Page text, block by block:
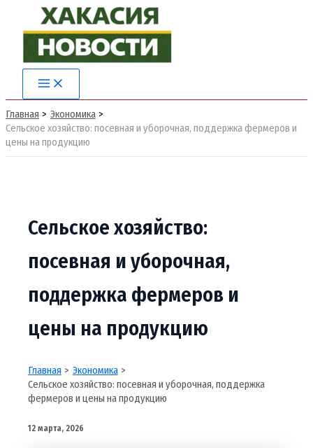
содержимому
Main
Menu
Главная
Экономика
Сельское хозяйство: посевная и уборочная, поддержка фермеров и
цены на продукцию
Сельское хозяйство:
посевная и уборочная,
поддержка фермеров и
цены на продукцию
Главная
Экономика
Сельское хозяйство: посевная и уборочная, поддержка
фермеров и цены на продукцию
12 марта, 2026